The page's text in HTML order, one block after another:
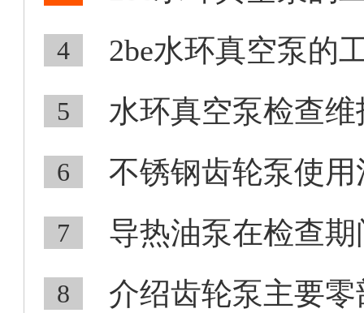
4 2be水环真空泵的
5 水环真空泵检查
6 不锈钢齿轮泵使用
7 导热油泵在检查期
8 介绍齿轮泵主要